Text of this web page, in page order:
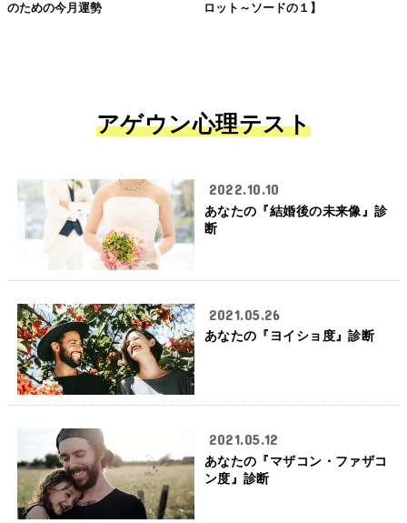
のための今月運勢
ロット～ソードの１】
アゲウン心理テスト
2022.10.10
あなたの『結婚後の未来像』診
断
2021.05.26
あなたの『ヨイショ度』診断
2021.05.12
あなたの『マザコン・ファザコ
ン度』診断